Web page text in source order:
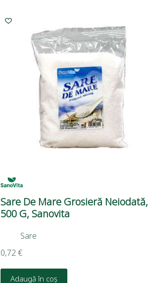
Sare De Mare Grosieră Neiodată,
500 G, Sanovita
Sare
0,72€
Adaugă în coș